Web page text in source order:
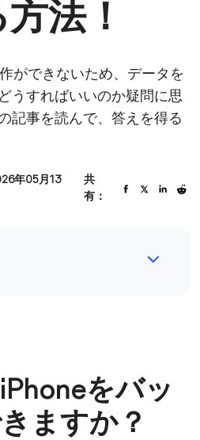
法！
ができないため、データを
うすればいいのか疑問に思
記事を読んで、答えを得る
年05月13
共
有：
をバッ
ますか？